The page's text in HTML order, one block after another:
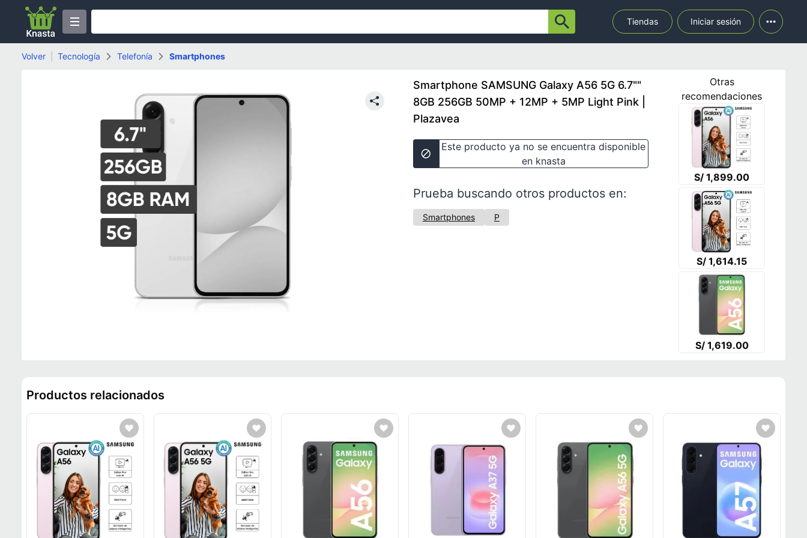
Tiendas Iniciar sesión
Volver Tecnología Telefonía Smartphones
Smartphone SAMSUNG Galaxy A56 5G 6.7""
8GB 256GB 50MP + 12MP + 5MP Light Pink |
Plazavea
Este producto ya no se encuentra disponible
en knasta
Prueba buscando otros productos en:
Smartphones P
Otras
recomendaciones
S/ 1,899.00
S/ 1,614.15
S/ 1,619.00
Productos relacionados